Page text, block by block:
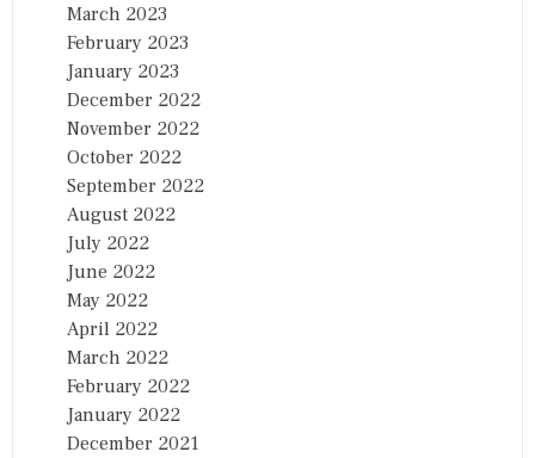
March 2023
February 2023
January 2023
December 2022
November 2022
October 2022
September 2022
August 2022
July 2022
June 2022
May 2022
April 2022
March 2022
February 2022
January 2022
December 2021